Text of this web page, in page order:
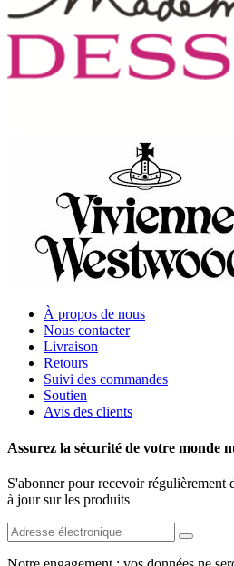
À propos de nous
Nous contacter
Livraison
Retours
Suivi des commandes
Soutien
Avis des clients
Assurez la sécurité de votre monde
S'abonner pour recevoir régulièrement
à jour sur les produits